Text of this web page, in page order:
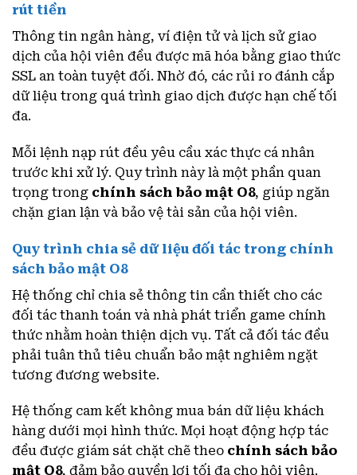
rút tiền
Thông tin ngân hàng, ví điện tử và lịch sử giao
dịch của hội viên đều được mã hóa bằng giao thức
SSL an toàn tuyệt đối. Nhờ đó, các rủi ro đánh cắp
dữ liệu trong quá trình giao dịch được hạn chế tối
đa.
Mỗi lệnh nạp rút đều yêu cầu xác thực cá nhân
trước khi xử lý. Quy trình này là một phần quan
trọng trong chính sách bảo mật O8, giúp ngăn
chặn gian lận và bảo vệ tài sản của hội viên.
Quy trình chia sẻ dữ liệu đối tác trong chính
sách bảo mật O8
Hệ thống chỉ chia sẻ thông tin cần thiết cho các
đối tác thanh toán và nhà phát triển game chính
thức nhằm hoàn thiện dịch vụ. Tất cả đối tác đều
phải tuân thủ tiêu chuẩn bảo mật nghiêm ngặt
tương đương website.
Hệ thống cam kết không mua bán dữ liệu khách
hàng dưới mọi hình thức. Mọi hoạt động hợp tác
đều được giám sát chặt chẽ theo chính sách bảo
mật O8, đảm bảo quyền lợi tối đa cho hội viên.